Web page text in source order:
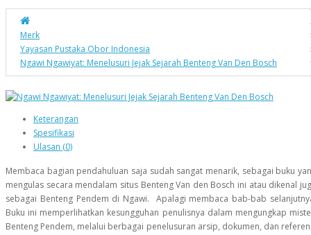
Merk
Yayasan Pustaka Obor Indonesia
Ngawi Ngawiyat: Menelusuri Jejak Sejarah Benteng Van Den Bosch
Keterangan
Spesifikasi
Ulasan (0)
Membaca bagian pendahuluan saja sudah sangat menarik, sebagai buku
mengulas secara mendalam situs Benteng Van den Bosch ini atau dikenal
sebagai Benteng Pendem di Ngawi. Apalagi membaca bab-bab
Buku ini memperlihatkan kesungguhan penulisnya dalam mengungkap
Benteng Pendem, melalui berbagai penelusuran arsip, dokumen, dan